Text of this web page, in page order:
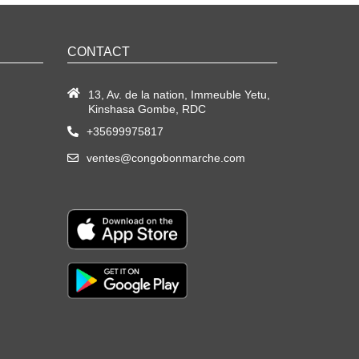
CONTACT
13, Av. de la nation, Immeuble Yetu,
Kinshasa Gombe, RDC
+35699975817
ventes@congobonmarche.com